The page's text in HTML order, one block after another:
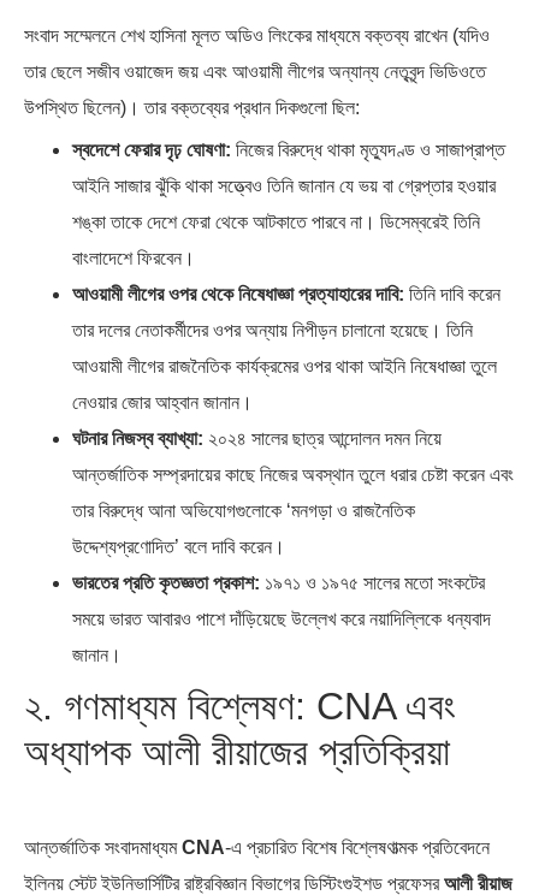
সংবাদ সম্মেলনে শেখ হাসিনা মূলত অডিও লিংকের মাধ্যমে বক্তব্য রাখেন (যদিও
তার ছেলে সজীব ওয়াজেদ জয় এবং আওয়ামী লীগের অন্যান্য নেতৃবৃন্দ ভিডিওতে
উপস্থিত ছিলেন)। তার বক্তব্যের প্রধান দিকগুলো ছিল:
স্বদেশে ফেরার দৃঢ় ঘোষণা: নিজের বিরুদ্ধে থাকা মৃত্যুদণ্ড ও সাজাপ্রাপ্ত
আইনি সাজার ঝুঁকি থাকা সত্ত্বেও তিনি জানান যে ভয় বা গ্রেপ্তার হওয়ার
শঙ্কা তাকে দেশে ফেরা থেকে আটকাতে পারবে না। ডিসেম্বরেই তিনি
বাংলাদেশে ফিরবেন।
আওয়ামী লীগের ওপর থেকে নিষেধাজ্ঞা প্রত্যাহারের দাবি: তিনি দাবি করেন
তার দলের নেতাকর্মীদের ওপর অন্যায় নিপীড়ন চালানো হয়েছে। তিনি
আওয়ামী লীগের রাজনৈতিক কার্যক্রমের ওপর থাকা আইনি নিষেধাজ্ঞা তুলে
নেওয়ার জোর আহ্বান জানান।
ঘটনার নিজস্ব ব্যাখ্যা: ২০২৪ সালের ছাত্র আন্দোলন দমন নিয়ে
আন্তর্জাতিক সম্প্রদায়ের কাছে নিজের অবস্থান তুলে ধরার চেষ্টা করেন এবং
তার বিরুদ্ধে আনা অভিযোগগুলোকে ‘মনগড়া ও রাজনৈতিক
উদ্দেশ্যপ্রণোদিত’ বলে দাবি করেন।
ভারতের প্রতি কৃতজ্ঞতা প্রকাশ: ১৯৭১ ও ১৯৭৫ সালের মতো সংকটের
সময়ে ভারত আবারও পাশে দাঁড়িয়েছে উল্লেখ করে নয়াদিল্লিকে ধন্যবাদ
জানান।
২. গণমাধ্যম বিশ্লেষণ: CNA এবং
অধ্যাপক আলী রীয়াজের প্রতিক্রিয়া
আন্তর্জাতিক সংবাদমাধ্যমCNA-এ প্রচারিত বিশেষ বিশ্লেষণাত্মক প্রতিবেদনে
ইলিনয় স্টেট ইউনিভার্সিটির রাষ্ট্রবিজ্ঞান বিভাগের ডিস্টিংগুইশড প্রফেসরআলী রীয়াজ